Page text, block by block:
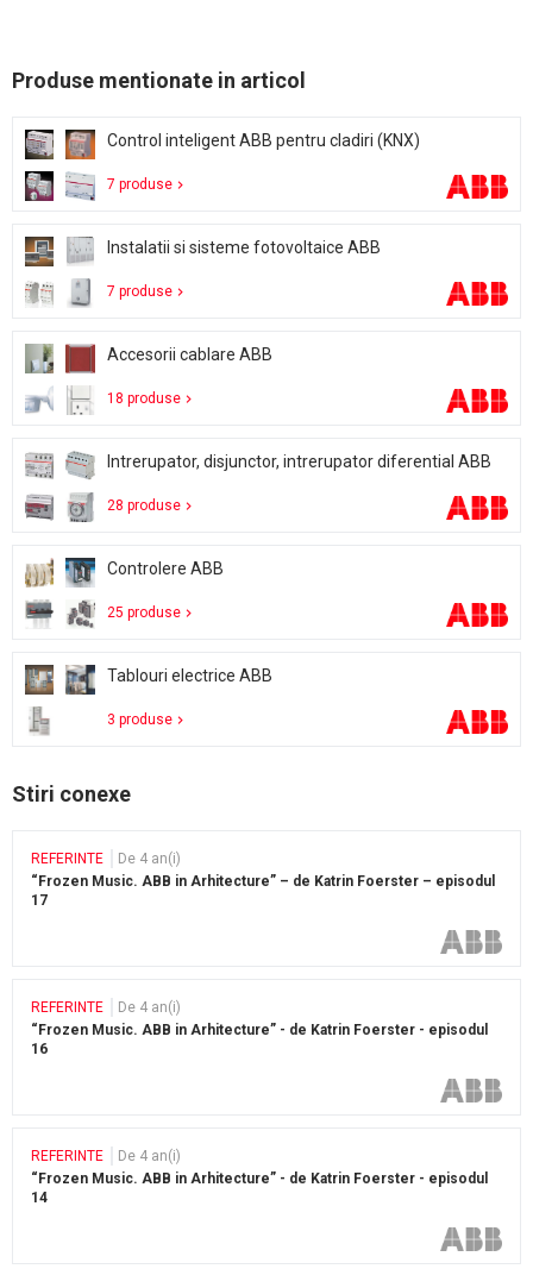
Produse mentionate in articol
Control inteligent ABB pentru cladiri (KNX)
7 produse
Instalatii si sisteme fotovoltaice ABB
7 produse
Accesorii cablare ABB
18 produse
Intrerupator, disjunctor, intrerupator diferential ABB
28 produse
Controlere ABB
25 produse
Tablouri electrice ABB
3 produse
Stiri conexe
REFERINTE
De 4 an(i)
“Frozen Music. ABB in Arhitecture” – de Katrin Foerster – episodul
17
REFERINTE
De 4 an(i)
“Frozen Music. ABB in Arhitecture” - de Katrin Foerster - episodul
16
REFERINTE
De 4 an(i)
“Frozen Music. ABB in Arhitecture” - de Katrin Foerster - episodul
14